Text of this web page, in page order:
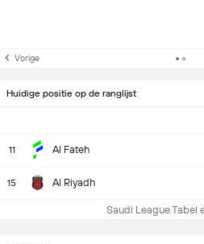
Vorige
Huidige positie op de ranglijst
11 Al Fateh
15 Al Riyadh
Saudi League Tabel